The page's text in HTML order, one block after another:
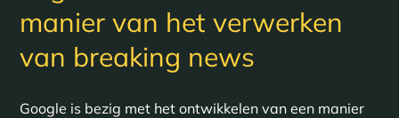
manier van het verwerken
van breaking news
Google is bezig met het ontwikkelen van een manier